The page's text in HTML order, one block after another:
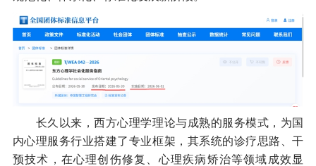
长久以来，西方心理学理论与成熟的服务模式，为国
内心理服务行业搭建了专业框架，其系统的诊疗思路、干
预技术，在心理创伤修复、心理疾病矫治等领域成效显